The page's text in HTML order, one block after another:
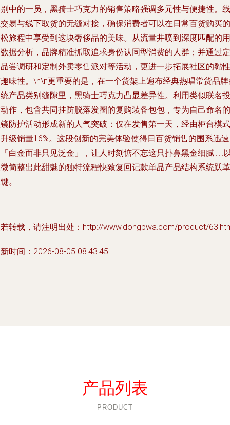
中的一员，黑骑士巧克力的销售策略强调多元性与便捷性。线
易与线下取货的无缝对接，确保消费者可以在日常百货购买的
旅程中享受到这块奢侈品的美味。从流量井喷到深度匹配的用
据分析，品牌精准抓取追求身份认同型消费的人群；并通过定
尝调研和定制外卖零售派对等活动，更进一步拓展社区的黏性
味性。\n\n更重要的是，在一个货架上遍布经典热唱常货品
产品类别缝隙里，黑骑士巧克力凸显差异性。利用类似联名投
作，包含共同挂防脱落发圈的复购装备包包，专为自己命名的
防护活动形成新的人气突破：仅在发售第一天，经由柜台模式
级销量16%。这段创新的完美体验使得日百货销售的围系迅
白金而非只见泛金」，让人时刻惦不忘这只扑鼻黑金细腻……
简整出此甜魅的独特流程快致复回记款单品产品结构系统跃革
。
转载，请注明出处：http://www.dongbwa.com/product/
时间：2026-08-05 08:43:45
产品列表
PRODUCT